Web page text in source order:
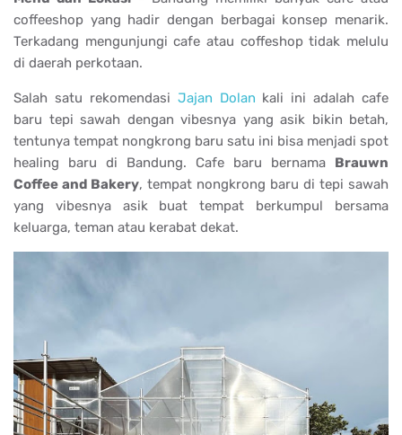
coffeeshop yang hadir dengan berbagai konsep menarik.
Terkadang mengunjungi cafe atau coffeshop tidak melulu
di daerah perkotaan.
Salah satu rekomendasi Jajan Dolan kali ini adalah cafe
baru tepi sawah dengan vibesnya yang asik bikin betah,
tentunya tempat nongkrong baru satu ini bisa menjadi spot
healing baru di Bandung. Cafe baru bernama Brauwn
Coffee and Bakery, tempat nongkrong baru di tepi sawah
yang vibesnya asik buat tempat berkumpul bersama
keluarga, teman atau kerabat dekat.